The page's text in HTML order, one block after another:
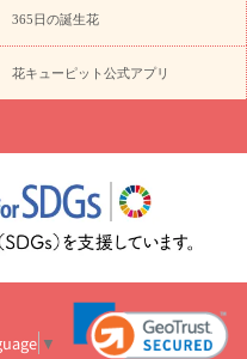
コキキョウ
い・4000円～
お祝い・
い・ 10000円～
お供え・お
お祝いを贈るときのマナー・
ム一覧
誕生日のお花を「色
算相場
出産祝いお役立ち情
祝い花のマナー総まとめ
職
？
開店祝いの花 選び方ガイ
365日の誕生花
花キューピット公式アプリ
▼